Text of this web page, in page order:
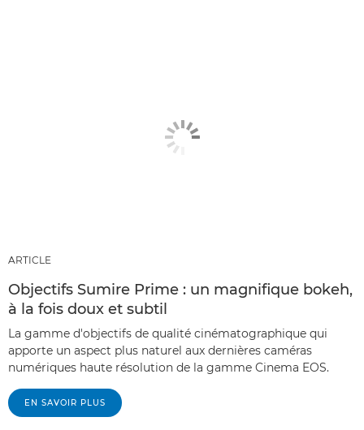
ARTICLE
Objectifs Sumire Prime : un magnifique bokeh,
à la fois doux et subtil
La gamme d'objectifs de qualité cinématographique qui
apporte un aspect plus naturel aux dernières caméras
numériques haute résolution de la gamme Cinema EOS.
EN SAVOIR PLUS